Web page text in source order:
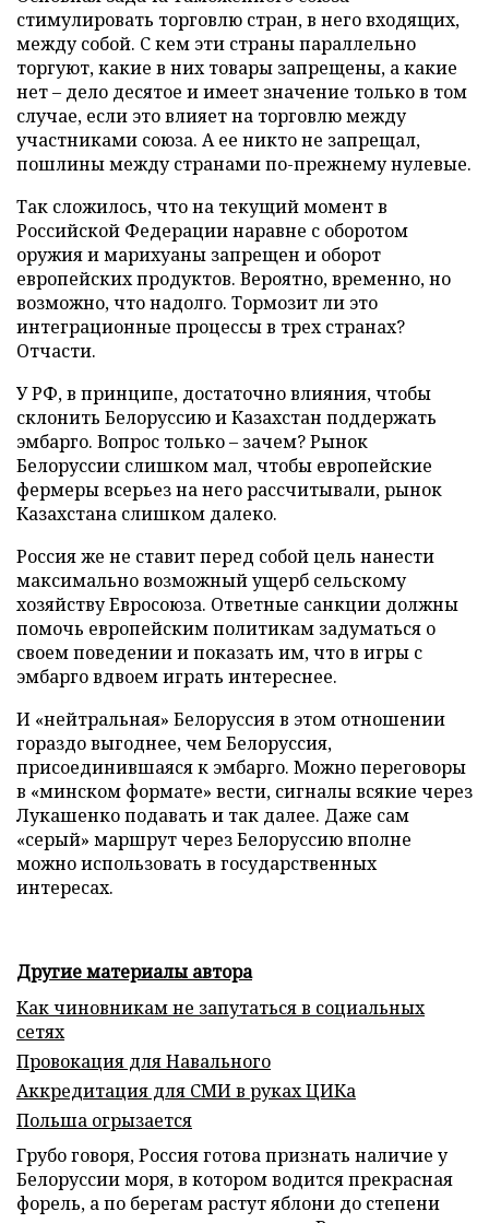
стимулировать торговлю стран, в него входящих,
между собой. С кем эти страны параллельно
торгуют, какие в них товары запрещены, а какие
нет – дело десятое и имеет значение только в том
случае, если это влияет на торговлю между
участниками союза. А ее никто не запрещал,
пошлины между странами по-прежнему нулевые.
Так сложилось, что на текущий момент в
Российской Федерации наравне с оборотом
оружия и марихуаны запрещен и оборот
европейских продуктов. Вероятно, временно, но
возможно, что надолго. Тормозит ли это
интеграционные процессы в трех странах?
Отчасти.
У РФ, в принципе, достаточно влияния, чтобы
склонить Белоруссию и Казахстан поддержать
эмбарго. Вопрос только – зачем? Рынок
Белоруссии слишком мал, чтобы европейские
фермеры всерьез на него рассчитывали, рынок
Казахстана слишком далеко.
Россия же не ставит перед собой цель нанести
максимально возможный ущерб сельскому
хозяйству Евросоюза. Ответные санкции должны
помочь европейским политикам задуматься о
своем поведении и показать им, что в игры с
эмбарго вдвоем играть интереснее.
И «нейтральная» Белоруссия в этом отношении
гораздо выгоднее, чем Белоруссия,
присоединившаяся к эмбарго. Можно переговоры
в «минском формате» вести, сигналы всякие через
Лукашенко подавать и так далее. Даже сам
«серый» маршрут через Белоруссию вполне
можно использовать в государственных
интересах.
Другие материалы автора
Как чиновникам не запутаться в социальных
сетях
Провокация для Навального
Аккредитация для СМИ в руках ЦИКа
Польша огрызается
Грубо говоря, Россия готова признать наличие у
Белоруссии моря, в котором водится прекрасная
форель, а по берегам растут яблони до степени